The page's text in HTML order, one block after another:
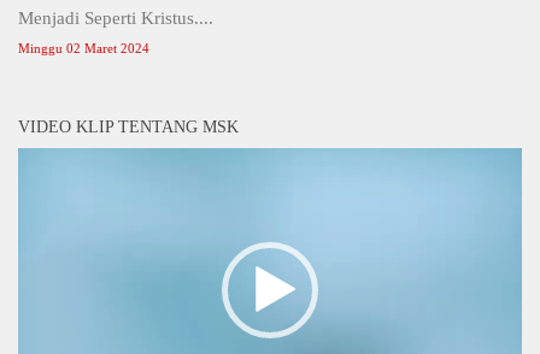
Menjadi Seperti Kristus....
Minggu 02 Maret 2024
VIDEO KLIP TENTANG MSK